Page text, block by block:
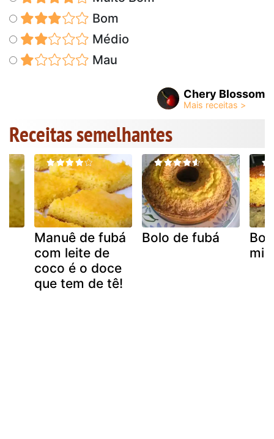
Bom
Médio
Mau
Chery Blossom
Receitas semelhantes
Manuê de fubá
com leite de
coco é o doce
que tem de tê!
Bolo de fubá